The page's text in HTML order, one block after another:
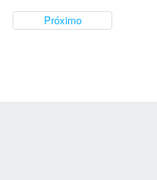
Próximo